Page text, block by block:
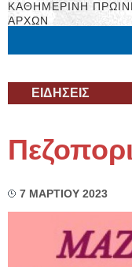
ΚΑΘΗΜΕΡΙΝΗ
ΑΡΧΩΝ
ΕΙΔΗΣΕΙΣ
7 ΜΑΡΤΙΟΥ 2023